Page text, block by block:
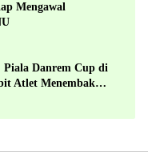
Mengawal
Piala Danrem Cup di
Atlet Menembak